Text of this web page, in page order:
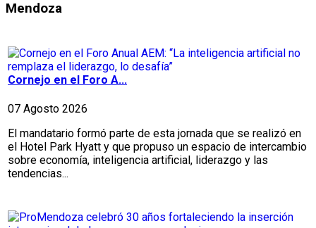
Mendoza
Cornejo en el Foro A...
07 Agosto 2026
El mandatario formó parte de esta jornada que se realizó en
el Hotel Park Hyatt y que propuso un espacio de intercambio
sobre economía, inteligencia artificial, liderazgo y las
tendencias...